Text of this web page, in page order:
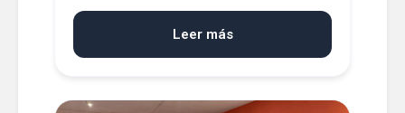
Leer más